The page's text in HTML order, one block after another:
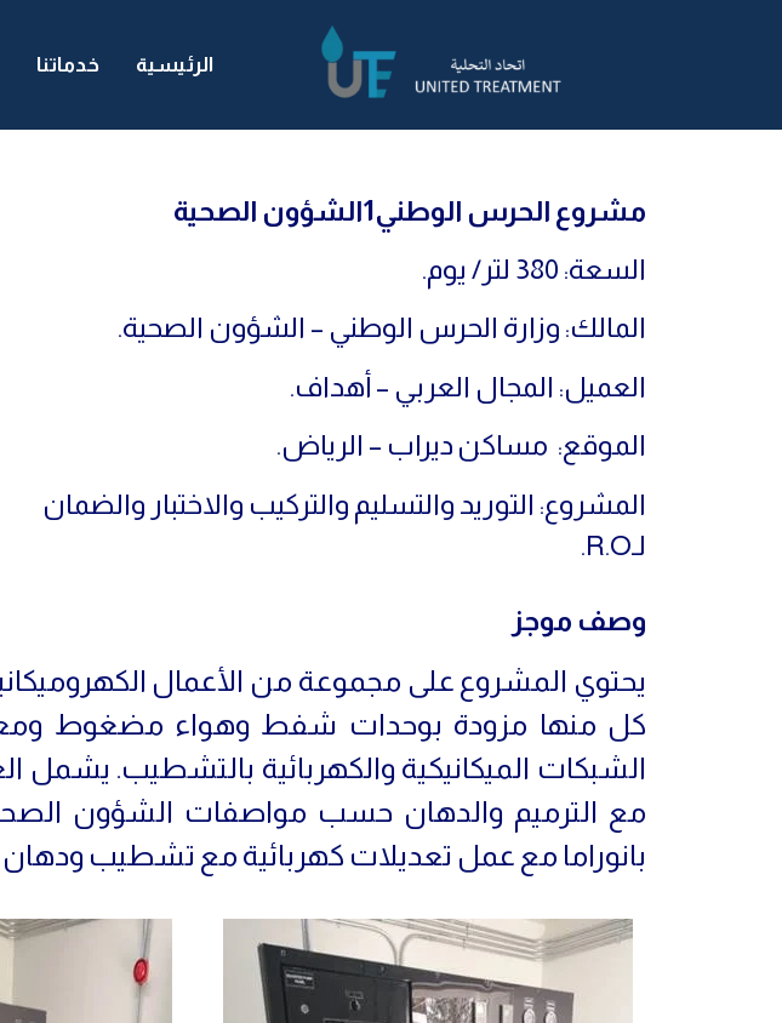
الرئيسية خدماتنا
مشروع الحرس الوطني1الشؤون الصحية
السعة: 380 لتر/ يوم.
المالك: وزارة الحرس الوطني – الشؤون الصحية.
العميل: المجال العربي – أهداف.
الموقع: مساكن ديراب – الرياض.
المشروع: التوريد والتسليم والتركيب والاختبار والضمان
لـR.O.
وصف موجز
يحتوي المشروع على مجموعة من الأعمال
كل منها مزودة بوحدات شفط وهواء مضغوط
الشبكات الميكانيكية والكهربائية بالتشطيب.
مع الترميم والدهان حسب مواصفات الشؤون
بانوراما مع عمل تعديلات كهربائية مع تشطيب